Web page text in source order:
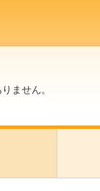
ません。